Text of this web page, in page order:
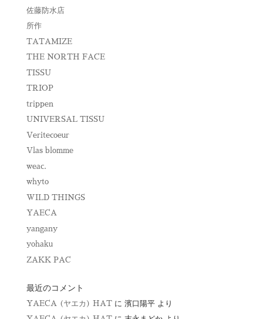
佐藤防水店
所作
TATAMIZE
THE NORTH FACE
TISSU
TRIOP
trippen
UNIVERSAL TISSU
Veritecoeur
Vlas blomme
weac.
whyto
WILD THINGS
YAECA
yangany
yohaku
ZAKK PAC
最近のコメント
YAECA (ヤエカ) HATに 濱口陽平より